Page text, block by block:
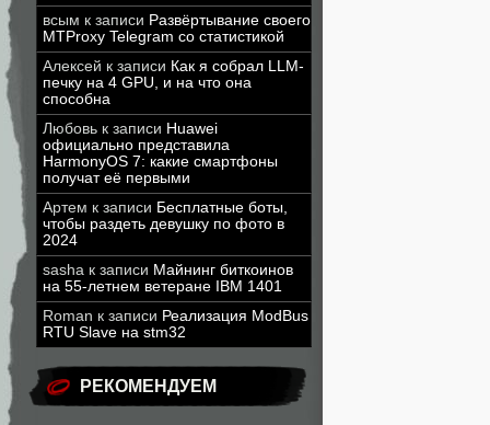
всым к записи Развёртывание своего
MTProxy Telegram со статистикой
Алексей к записи Как я собрал LLM-
печку на 4 GPU, и на что она
способна
Любовь к записи Huawei
официально представила
HarmonyOS 7: какие смартфоны
получат её первыми
Артем к записи Бесплатные боты,
чтобы раздеть девушку по фото в
2024
sasha к записи Майнинг биткоинов
на 55-летнем ветеране IBM 1401
Roman к записи Реализация ModBus
RTU Slave на stm32
РЕКОМЕНДУЕМ